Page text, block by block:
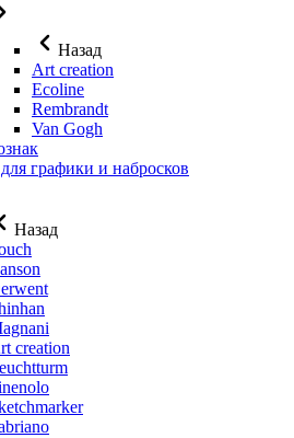
Назад
Art creation
Ecoline
Rembrandt
Van Gogh
графики и набросков
Назад
creation